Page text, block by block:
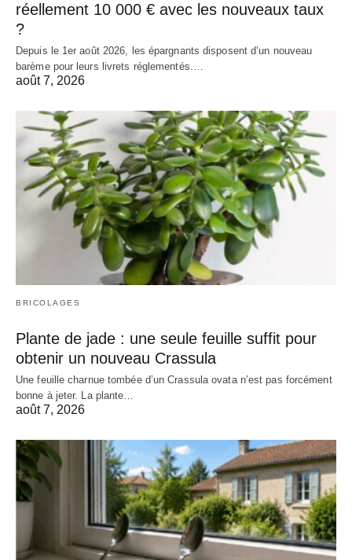
réellement 10 000 € avec les nouveaux taux
?
Depuis le 1er août 2026, les épargnants disposent d’un nouveau
barème pour leurs livrets réglementés.…
août 7, 2026
BRICOLAGES
Plante de jade : une seule feuille suffit pour
obtenir un nouveau Crassula
Une feuille charnue tombée d’un Crassula ovata n’est pas forcément
bonne à jeter. La plante…
août 7, 2026